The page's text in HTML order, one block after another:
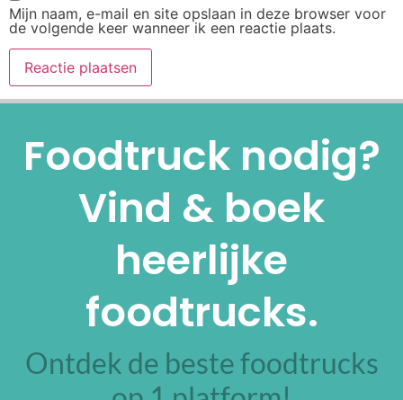
Mijn naam, e-mail en site opslaan in deze browser voor
de volgende keer wanneer ik een reactie plaats.
Foodtruck nodig?
Vind & boek
heerlijke
foodtrucks.
Ontdek de beste foodtrucks